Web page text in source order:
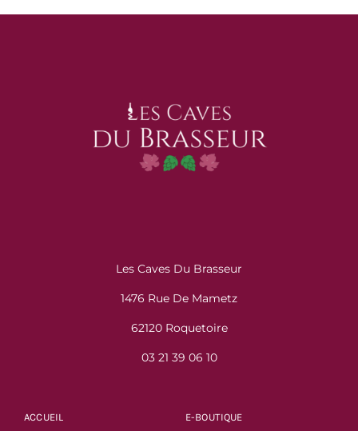
Les Caves Du Brasseur
1476 Rue De Mametz
62120 Roquetoire
03 21 39 06 10
ACCUEIL E-BOUTIQUE